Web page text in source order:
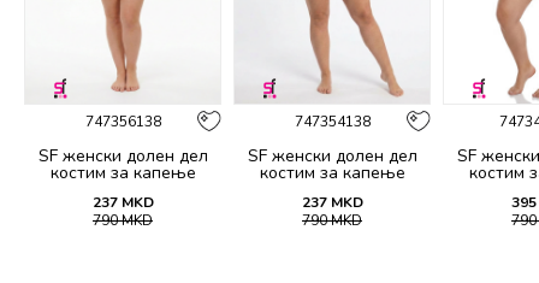
747356138
SF женски долен дел
костим за капење
237 MKD
790MKD
747354138
SF женски долен дел
костим за капење
237 MKD
790MKD
SF
костим
395
790